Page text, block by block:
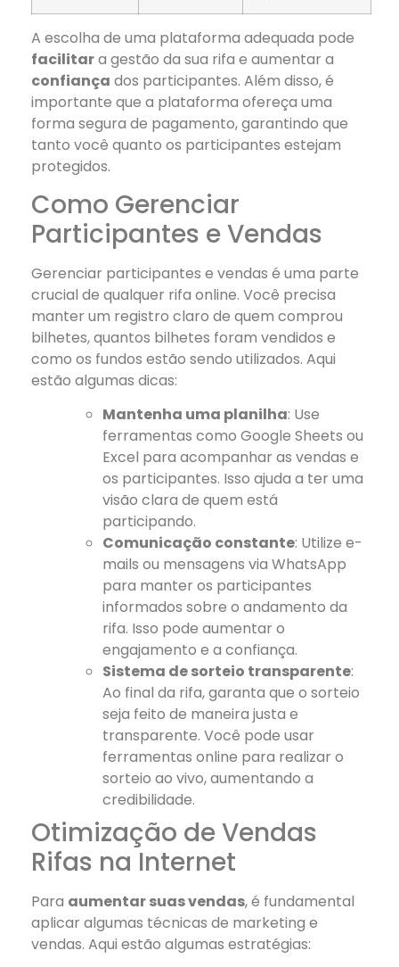
A escolha de uma plataforma adequada pode
facilitara gestão da sua rifa e aumentar a
confiança dos participantes. Além disso, é
importante que a plataforma ofereça uma
forma segura de pagamento, garantindo que
tanto você quanto os participantes estejam
protegidos.
Como Gerenciar
Participantes e Vendas
Gerenciar participantes e vendas é uma parte
crucial de qualquer rifa online. Você precisa
manter um registro claro de quem comprou
bilhetes, quantos bilhetes foram vendidos e
como os fundos estão sendo utilizados. Aqui
estão algumas dicas:
Mantenha uma planilha: Use
ferramentas como Google Sheets ou
Excel para acompanhar as vendas e
os participantes. Isso ajuda a ter uma
visão clara de quem está
participando.
Comunicação constante: Utilize e-
mails ou mensagens via WhatsApp
para manter os participantes
informados sobre o andamento da
rifa. Isso pode aumentar o
engajamento e a confiança.
Sistema de sorteio transparente:
Ao final da rifa, garanta que o sorteio
seja feito de maneira justa e
transparente. Você pode usar
ferramentas online para realizar o
sorteio ao vivo, aumentando a
credibilidade.
Otimização de Vendas
Rifas na Internet
Para aumentar suas vendas, é fundamental
aplicar algumas técnicas de marketing e
vendas. Aqui estão algumas estratégias: